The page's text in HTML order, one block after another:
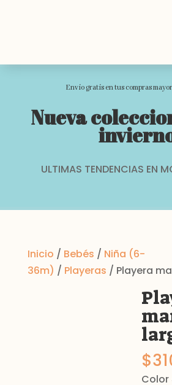
Envio gratis en tus compras
Nueva
ULTIMAS TENDENCIAS EN
Inicio / Bebés / Niña (6-
36m) / Playeras / Playera
$
Color